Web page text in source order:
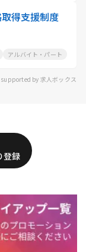
得支援制度
アルバイト・パート
supported by 求人ボックス
登録